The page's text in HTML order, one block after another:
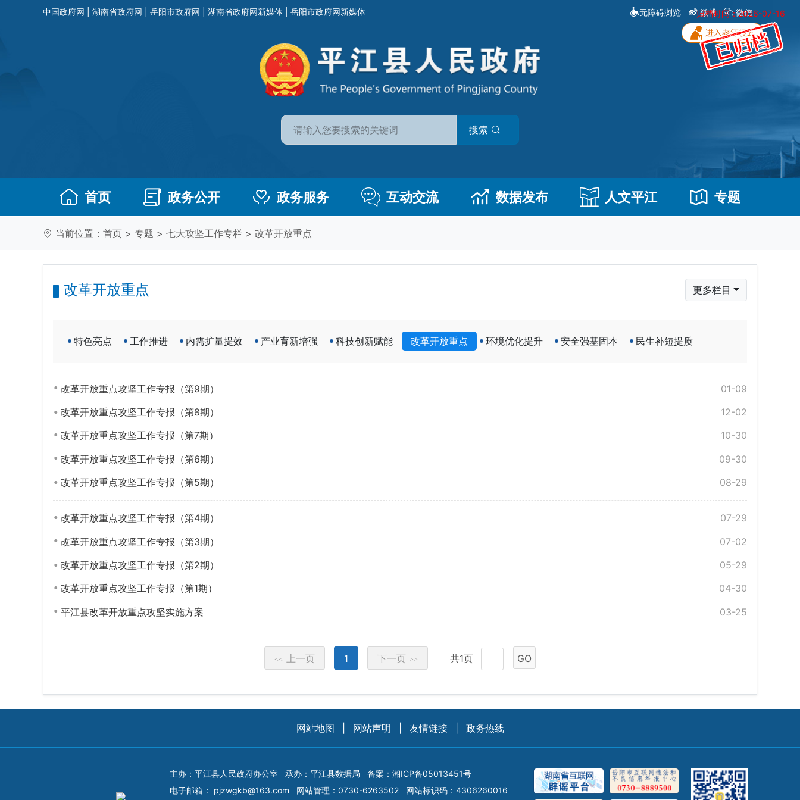
归档时间：2026-07-16
中国政府网 湖南省政府网 岳阳市政府网 湖南省政府网新媒体 岳阳市政府网新媒体 无障碍浏览 微博 微信
搜索
首页 政务公开 政务服务 互动交流 数据发布 人文平江 专题
当前位置： 首页 > 专题 > 七大攻坚工作专栏 > 改革开放重点
改革开放重点 更多栏目
特色亮点 工作推进 内需扩量提效 产业育新培强 科技创新赋能 改革开放重点 环境优化提升 安全强基固本 民生补短提质
01-09
改革开放重点攻坚工作专报（第9期）
12-02
改革开放重点攻坚工作专报（第8期）
10-30
改革开放重点攻坚工作专报（第7期）
09-30
改革开放重点攻坚工作专报（第6期）
08-29
改革开放重点攻坚工作专报（第5期）
07-29
改革开放重点攻坚工作专报（第4期）
07-02
改革开放重点攻坚工作专报（第3期）
05-29
改革开放重点攻坚工作专报（第2期）
04-30
改革开放重点攻坚工作专报（第1期）
03-25
平江县改革开放重点攻坚实施方案
<< 上一页 1 下一页 >> 共1页 GO
网站地图 网站声明 友情链接 政务热线
主办：平江县人民政府办公室 承办：平江县数据局 备案： 湘ICP备05013451号
电子邮箱： pjzwgkb@163.com 网站管理：0730-6263502 网站标识码：4306260016